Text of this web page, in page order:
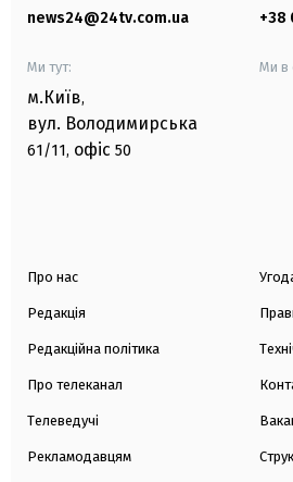
news24@24tv.com.ua +38
Ми тут:
м.Київ,
вул. Володимирська
61/11, офіс 50
Ми в
Про нас
Редакція
Редакційна політика
Про телеканал
Телеведучі
Рекламодавцям